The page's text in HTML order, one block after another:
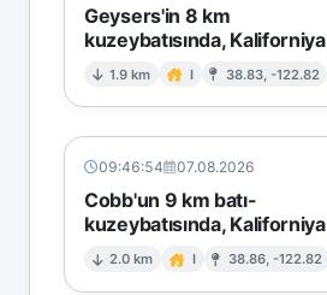
Geysers'in 8 km
kuzeybatısında, Kaliforniya
1.9 km I 38.83, -122.82
09:46:54 07.08.2026
Cobb'un 9 km batı-
kuzeybatısında, Kaliforniya
2.0 km I 38.86, -122.82